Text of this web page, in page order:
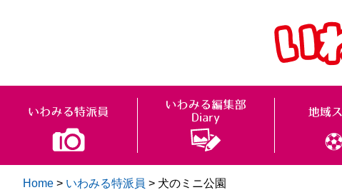
Home > いわみる特派員 > 犬のミニ公園